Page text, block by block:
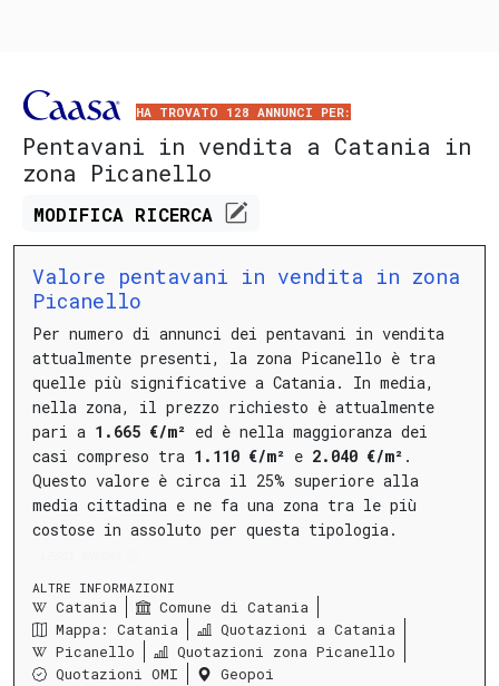
HA TROVATO 128 ANNUNCI PER:
Pentavani in vendita a Catania in
zona Picanello
MODIFICA RICERCA
Valore pentavani in vendita in zona
Picanello
Per numero di annunci dei pentavani in vendita
attualmente presenti, la zona Picanello è tra
quelle più significative a Catania.
In media,
nella zona, il prezzo richiesto è attualmente
pari a 1.665 €/m² ed è nella maggioranza dei
casi compreso tra 1.110 €/m² e 2.040 €/m² .
Questo valore è circa il 25% superiore alla
media cittadina e ne fa una zona tra le più
costose in assoluto per questa tipologia.
ALTRE INFORMAZIONI
Catania
Comune di Catania
Mappa: Catania
Quotazioni a Catania
Picanello
Quotazioni zona Picanello
Quotazioni OMI
Geopoi